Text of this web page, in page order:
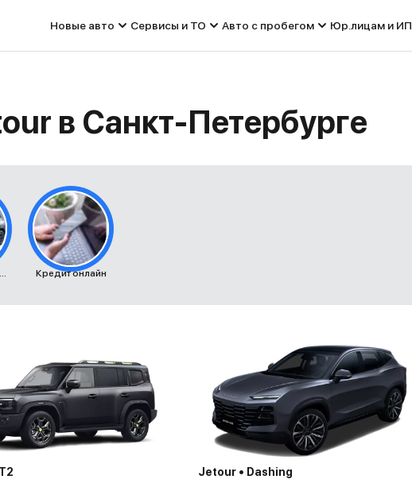
Новые авто Сервисы и ТО Авто с пробегом Юр.лицам и ИП
в Санкт-Петербурге
О бренде Jetour Кредит онлайн
Jetour • Dashing